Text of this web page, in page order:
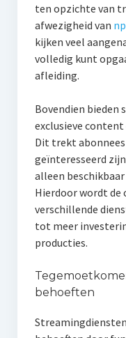
ten opzichte van
afwezigheid van
kijken veel
volledig kunt
afleiding.
Bovendien bieden
exclusieve content
Dit trekt
geïnteresseerd
alleen
Hierdoor wordt de
verschillende
tot meer
producties.
behoeften